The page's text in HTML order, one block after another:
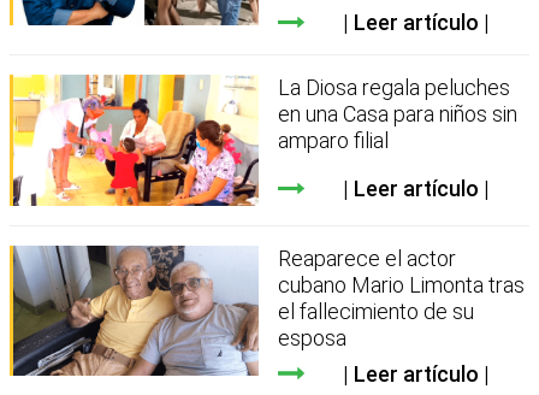
Leer artículo
La Diosa regala peluches
en una Casa para niños sin
amparo filial
Leer artículo
Reaparece el actor
cubano Mario Limonta tras
el fallecimiento de su
esposa
Leer artículo